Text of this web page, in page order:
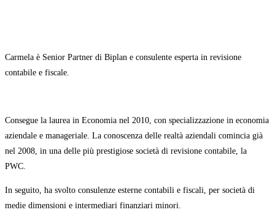
Carmela è Senior Partner di Biplan e consulente esperta in revisione
contabile e fiscale.
Consegue la laurea in Economia nel 2010, con specializzazione in economia
aziendale e manageriale. La conoscenza delle realtà aziendali comincia già
nel 2008, in una delle più prestigiose società di revisione contabile, la
PWC.
In seguito, ha svolto consulenze esterne contabili e fiscali, per società di
medie dimensioni e intermediari finanziari minori.